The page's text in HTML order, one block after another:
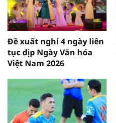
Đề xuất nghỉ 4 ngày liên
tục dịp Ngày Văn hóa
Việt Nam 2026